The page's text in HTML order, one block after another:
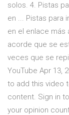
solos. 4. Pistas
en ... Pistas para
en el enlace más
acorde que se
veces que se
YouTube Apr 13,
to add this video
content. Sign in
your opinion